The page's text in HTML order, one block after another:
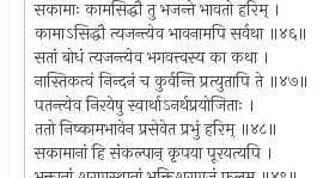
सकामाः कामसिद्धौ तु भजन्ते भावतो हरिम् ।
कामाऽसिद्धौ त्यजन्त्येव भावनामपि सर्वथा ॥४६॥
सतां बोधं त्यजन्त्येव भगवत्त्वस्य का कथा ।
नास्तिकत्वं निन्दनं च कुर्वन्ति प्रत्युतापि ते ॥४७॥
पतन्त्येव निरयेषु स्वार्थाऽनर्थप्रयोजिताः ।
ततो निष्कामभावेन प्रसेवेत प्रभुं हरिम् ॥४८॥
सकामानां हि संकल्पान् कृपया पूरयत्यपि ।